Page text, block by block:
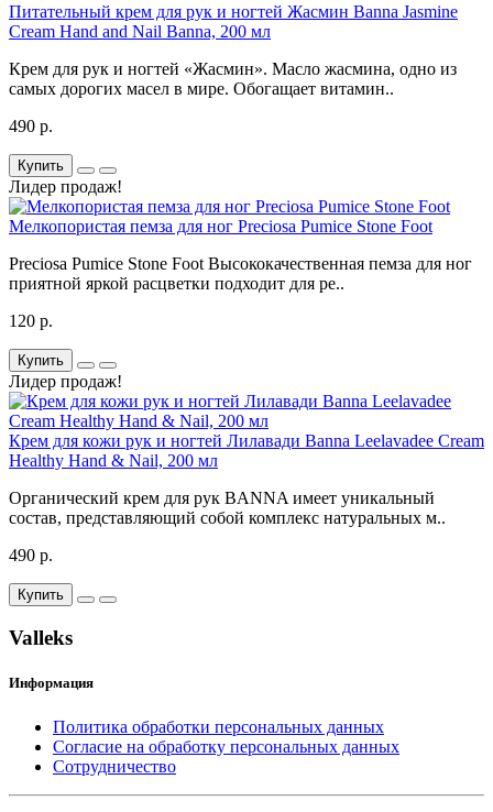
Питательный крем для рук и ногтей Жасмин Banna Jasmine
Cream Hand and Nail Banna, 200 мл
Крем для рук и ногтей «Жасмин». Масло жасмина, одно из
самых дорогих масел в мире. Обогащает витамин..
490 р.
Купить
Лидер продаж!
Мелкопористая пемза для ног Preciosa Pumice Stone Foot
Preciosa Pumice Stone Foot Высококачественная пемза для ног
приятной яркой расцветки подходит для ре..
120 р.
Купить
Лидер продаж!
Крем для кожи рук и ногтей Лилавади Banna Leelavadee Cream
Healthy Hand & Nail, 200 мл
Органический крем для рук BANNA имеет уникальный
состав, представляющий собой комплекс натуральных м..
490 р.
Купить
Valleks
Информация
Политика обработки персональных данных
Согласие на обработку персональных данных
Сотрудничество